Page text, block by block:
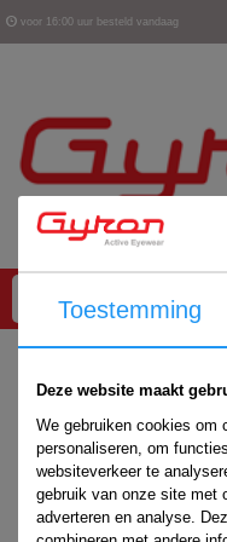
voor 16:00 uur besteld vandaag
Toestemming
Deze website maakt
We gebruiken cookies om
personaliseren, om
websiteverkeer te
gebruik van onze site met
adverteren en analyse.